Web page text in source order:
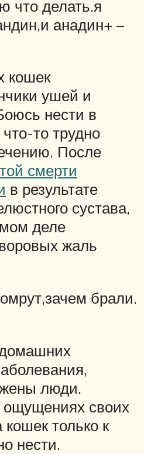
что делать.я
анадин+ –
кошек
ушей и
нести в
то трудно
После
смерти
в результате
сустава,
деле
жаль
брали.
люди.
ощущениях своих
кошек только к
нести.